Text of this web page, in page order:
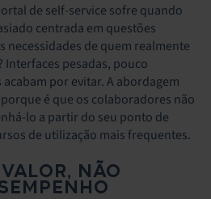
de self-service sofre quando
centrada em questões
necessidades de quem realmente
Interfaces pesadas, pouco
por evitar. A abordagem
é que os colaboradores não
lo a partir do seu ponto de
de utilização mais frequentes.
NÃO